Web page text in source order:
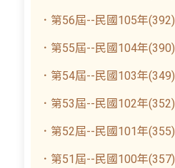
．第56屆--民國105年(392)
．第55屆--民國104年(390)
．第54屆--民國103年(349)
．第53屆--民國102年(352)
．第52屆--民國101年(355)
．第51屆--民國100年(357)